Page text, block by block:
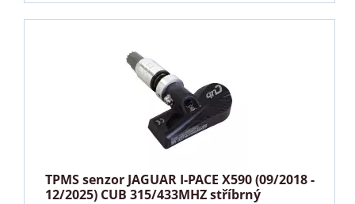
TPMS senzor JAGUAR I-PACE X590 (09/2018 -
12/2025) CUB 315/433MHZ stříbrný